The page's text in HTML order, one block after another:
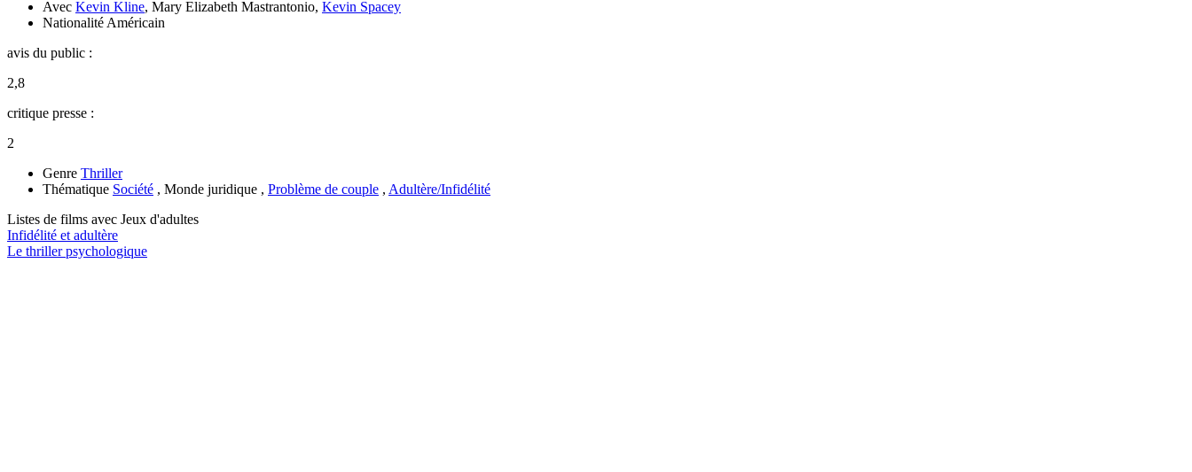
Avec Kevin Kline, Mary Elizabeth Mastrantonio, Kevin Spacey
Nationalité Américain
avis du public :
2,8
critique presse :
2
Genre Thriller
Thématique Société , Monde juridique , Problème de couple , Adultère/Infidélité
Listes de films avec Jeux d'adultes
Infidélité et adultère
Le thriller psychologique